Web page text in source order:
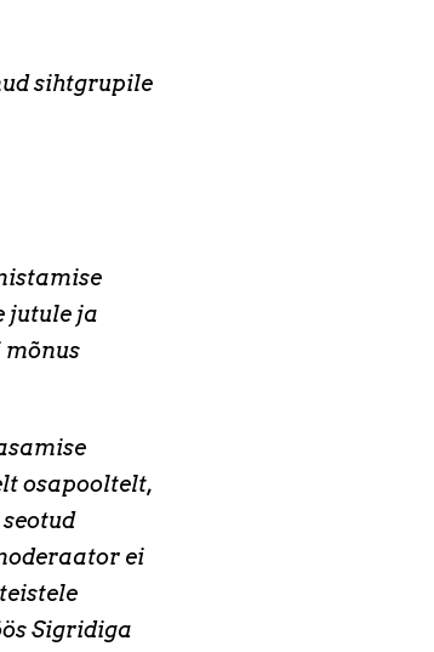
sihtgrupile
jutule ja
mõnus
osapooltelt,
ei
Sigridiga